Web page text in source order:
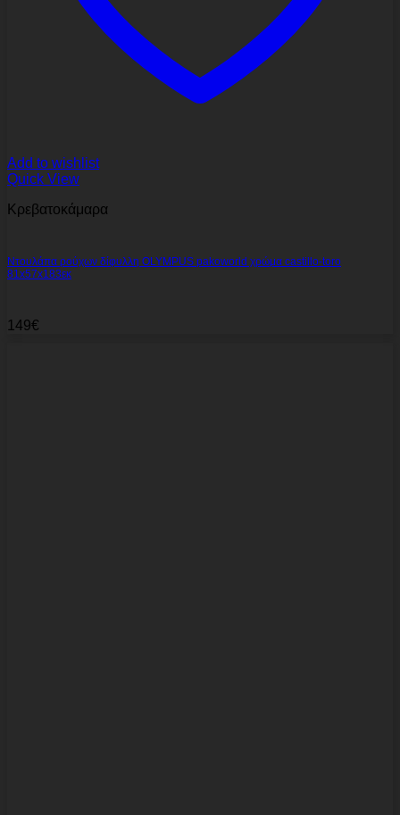
Add to wishlist
Quick View
Κρεβατοκάμαρα
Ντουλάπα ρούχων δίφυλλη OLYMPUS pakoworld χρώμα castillo-toro
81x57x183εκ
149€